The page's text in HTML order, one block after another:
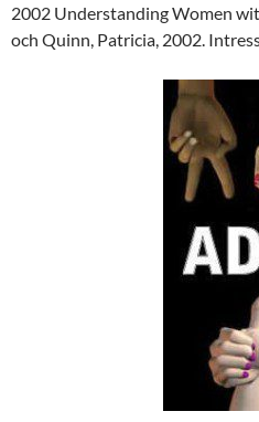
2002 Understanding Women
och Quinn, Patricia, 2002.